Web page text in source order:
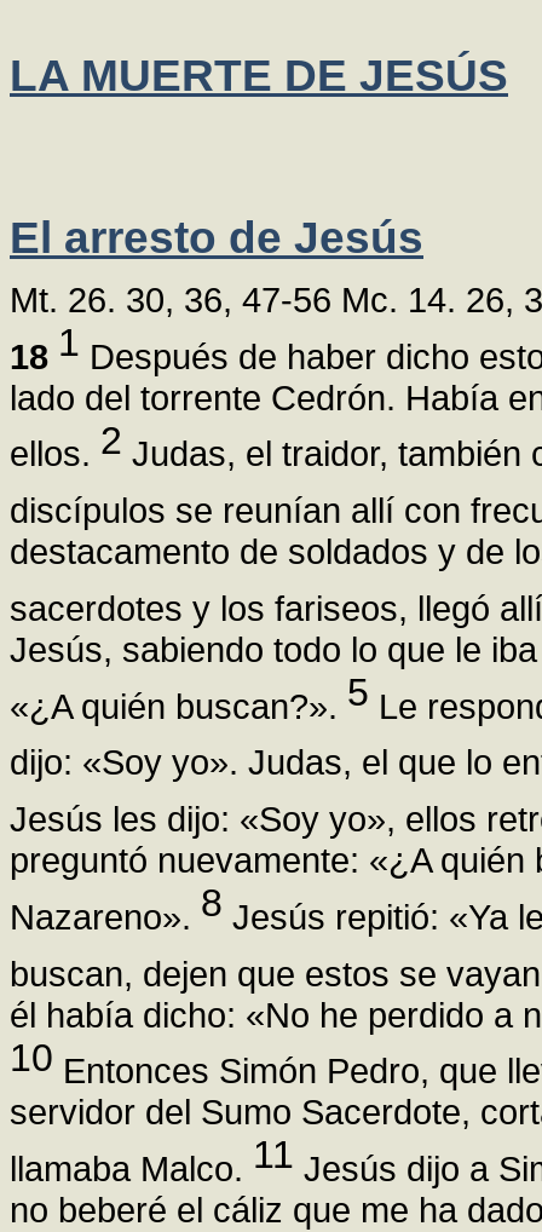
LA MUERTE DE JESÚS
El arresto de Jesús
Mt. 26. 30, 36, 47-56 Mc. 14. 26,
18 1 Después de haber dicho
lado del torrente Cedrón. Había
ellos. 2 Judas, el traidor,
discípulos se reunían allí con
destacamento de soldados y de
sacerdotes y los fariseos, llegó
Jesús, sabiendo todo lo que le
«¿A quién buscan?». 5 Le
dijo: «Soy yo». Judas, el que lo
Jesús les dijo: «Soy yo», ellos
preguntó nuevamente: «¿A
Nazareno». 8 Jesús repitió: «Ya
buscan, dejen que estos se
él había dicho: «No he perdido a
10 Entonces Simón Pedro, que
servidor del Sumo Sacerdote,
llamaba Malco. 11 Jesús dijo a
no beberé el cáliz que me ha